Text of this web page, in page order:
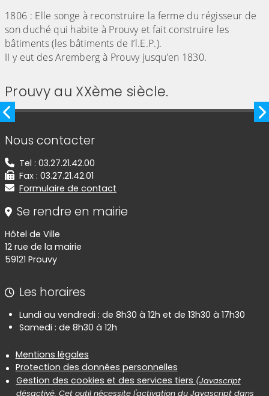
1806 : Elle songe à reconstruire la ferme du régisseur de
son duché qui habite à Prouvy et fait construire les
bâtiments (les bâtiments de I’l.E.P.).
II y eut des Aremberg à Prouvy jusqu’en 1830.
Prouvy au XXème siècle.
Image précédente
Informations de contact
Nous contacter
Tel : 03.27.21.42.00
Fax : 03.27.21.42.01
Formulaire de contact
Se rendre en mairie
Hôtel de Ville
12 rue de la mairie
59121 Prouvy
Les horaires
Lundi au vendredi : de 8h30 à 12h et de 13h30 à 17h30
Samedi : de 8h30 à 12h
Informations réglementaires
Mentions légales
Protection des données personnelles
Gestion des cookies et des services tiers (Javascript
désactivé. Cet outil nécessite l'activation du Javascript dans